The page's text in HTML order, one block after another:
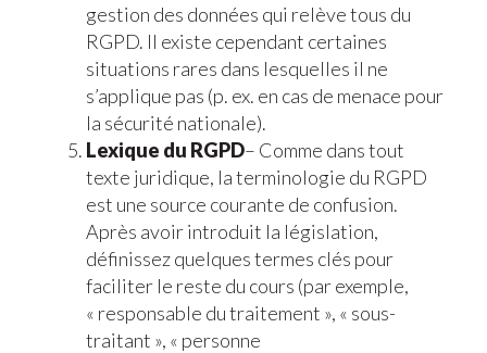
gestion des données qui relève tous du
RGPD. Il existe cependant certaines
situations rares dans lesquelles il ne
s’applique pas (p. ex. en cas de menace pour
la sécurité nationale).
Lexique du RGPD– Comme dans tout
texte juridique, la terminologie du RGPD
est une source courante de confusion.
Après avoir introduit la législation,
définissez quelques termes clés pour
faciliter le reste du cours (par exemple,
« responsable du traitement », « sous-
traitant », « personne